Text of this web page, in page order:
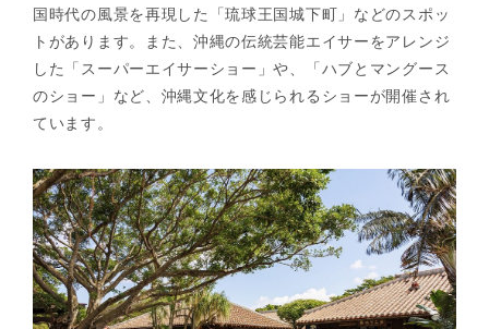
国時代の風景を再現した「琉球王国城下町」などのスポッ
トがあります。また、沖縄の伝統芸能エイサーをアレンジ
した「スーパーエイサーショー」や、「ハブとマングース
のショー」など、沖縄文化を感じられるショーが開催され
ています。